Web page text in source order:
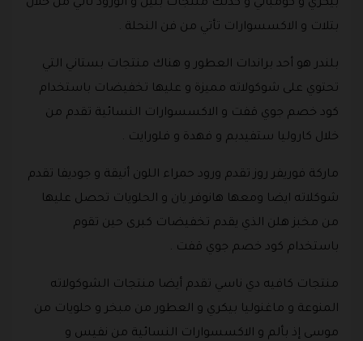
بيكري و كومباني و كذلك منتجات بتيل و الورود تأتي من خلال
بتلات و الاكسسوارات تأتي من فن النحلة .
بلندر هو أحد براندات العطور و هناك منتجات بستاني التي
تحتوي على شوكولاته مميزة و عليها تخفيضات باستخدام
كود خصم جوي قفت و الاكسسوارات النسائية تقدم من
خلال كاروليا ستفيدبم و فهدة و فلورايت .
ماركة فوريفر روز تقدم ورود حمراء اللون أنيقة و جوديفا تقدم
شوكلاته ايضا ومعها هانوفر يان و الحلويات تحصل عليها
من مخبز هلن الذي يقدم تخفيضات كبرى حين تقوم
باستخدام كود خصم جوي قفت .
منتجات كافيه دي ناسي تقدم أيضا منتجات الشوكولاته
المنوعة و ماغنوليا بيكري و العطور من مبخر و حلويات من
موسى إذ بألم و الاكسسوارات النسائية من نفيس و